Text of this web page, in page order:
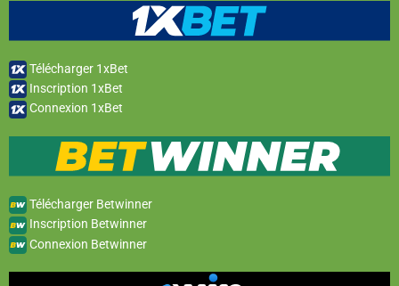
Télécharger 1xBet
Inscription 1xBet
Connexion 1xBet
Télécharger Betwinner
Inscription Betwinner
Connexion Betwinner